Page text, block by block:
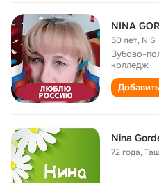
NINA
50 лет, NIS
Зубово-
колледж
Nina
72 года,